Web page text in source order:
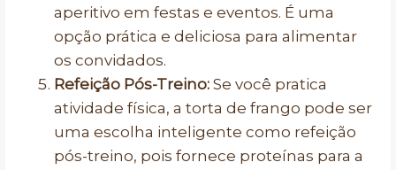
aperitivo em festas e eventos. É uma
opção prática e deliciosa para alimentar
os convidados.
Refeição Pós-Treino: Se você pratica
atividade física, a torta de frango pode ser
uma escolha inteligente como refeição
pós-treino, pois fornece proteínas para a